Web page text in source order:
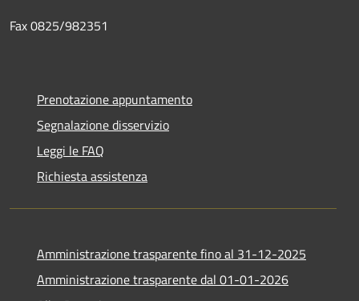
Fax 0825/982351
Prenotazione appuntamento
Segnalazione disservizio
Leggi le FAQ
Richiesta assistenza
Amministrazione trasparente fino al 31-12-2025
Amministrazione trasparente dal 01-01-2026